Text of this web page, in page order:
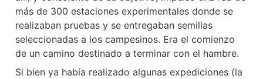
más de 300 estaciones experimentales donde se
realizaban pruebas y se entregaban semillas
seleccionadas a los campesinos. Era el comienzo
de un camino destinado a terminar con el hambre.
Si bien ya había realizado algunas expediciones (la